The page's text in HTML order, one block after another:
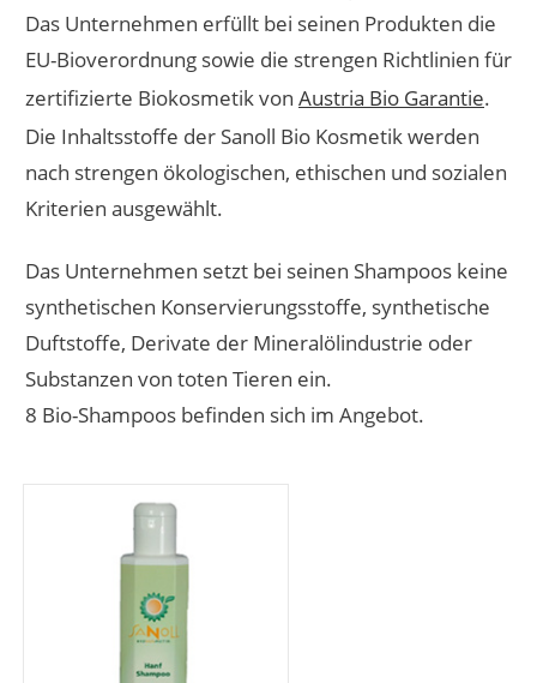
Das Unternehmen erfüllt bei seinen Produkten die
EU-Bioverordnung sowie die strengen Richtlinien für
zertifizierte Biokosmetik von Austria Bio Garantie.
Die Inhaltsstoffe der Sanoll Bio Kosmetik werden
nach strengen ökologischen, ethischen und sozialen
Kriterien ausgewählt.
Das Unternehmen setzt bei seinen Shampoos keine
synthetischen Konservierungsstoffe, synthetische
Duftstoffe, Derivate der Mineralölindustrie oder
Substanzen von toten Tieren ein.
8 Bio-Shampoos befinden sich im Angebot.